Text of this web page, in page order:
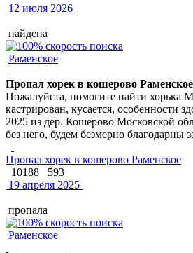
12 июля 2026
найдена
Раменское
Пропал хорек в кошерово Раменское
Пожалуйста, помогите найти хорька
кастрирован, кусается, особенности
2025 из дер. Кошерово Московской
без него, будем безмерно благодарны
Пропал хорек в кошерово Раменское
10188
593
19 апреля 2025
пропала
Раменское